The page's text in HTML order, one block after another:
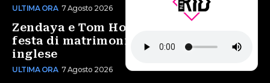
ULTIMA ORA 7 Agosto 2026
Zendaya e Tom Holland, una mega
festa di matrimonio nella campagna
inglese
ULTIMA ORA 7 Agosto 2026